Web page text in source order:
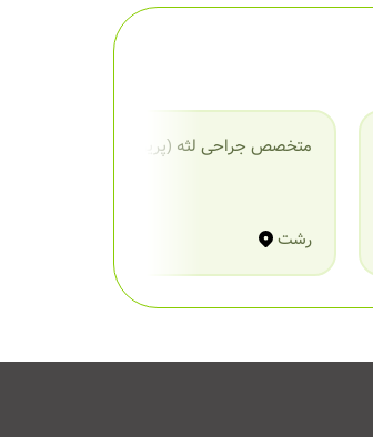
متخصص جراحی لثه (پریودنتیست)
رشت